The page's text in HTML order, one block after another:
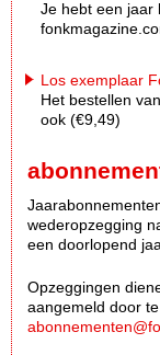
Je hebt een jaar
Los exemplaar
Het bestellen
ook (€9,49)
wederopzegging
een doorlopend
Opzeggingen
aangemeld door